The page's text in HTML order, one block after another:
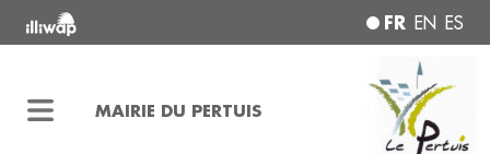
FR EN ES
MAIRIE DU PERTUIS